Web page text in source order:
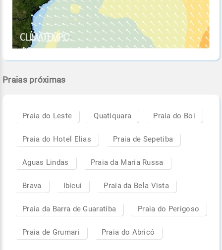
Praias próximas
Praia do Leste Quatiquara Praia do Boi
Praia do Hotel Elias Praia de Sepetiba
Aguas Lindas Praia da Maria Russa
Brava Ibicuí Praia da Bela Vista
Praia da Barra de Guaratiba Praia do Perigoso
Praia de Grumari Praia do Abricó